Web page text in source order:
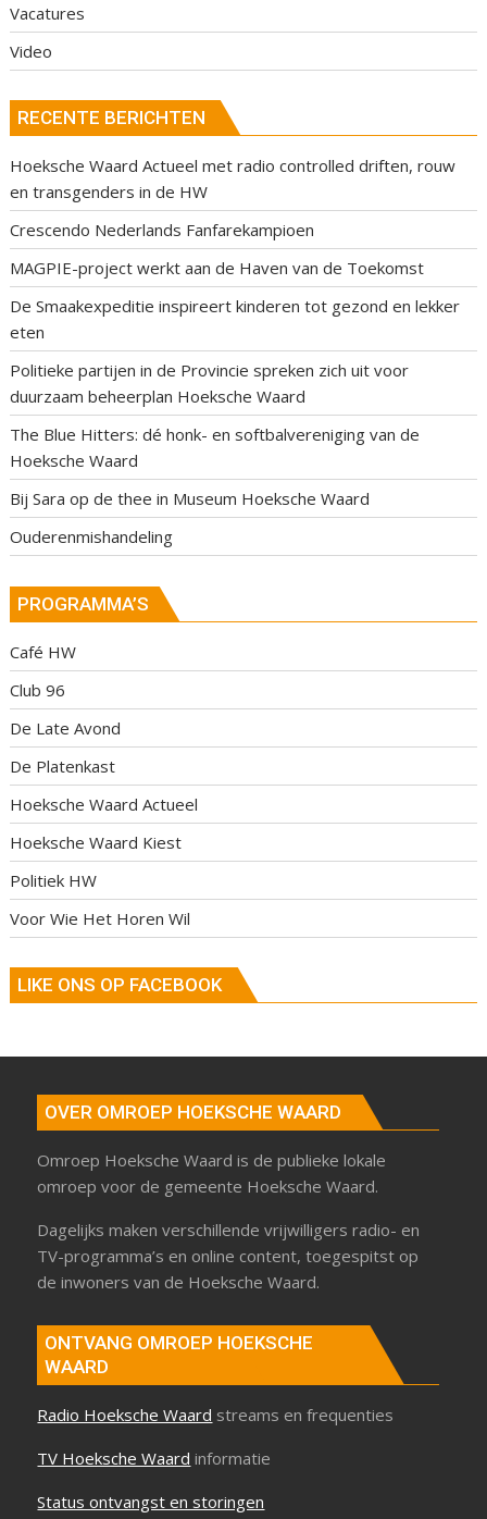
Vacatures
Video
RECENTE BERICHTEN
Hoeksche Waard Actueel met radio controlled driften, rouw
en transgenders in de HW
Crescendo Nederlands Fanfarekampioen
MAGPIE-project werkt aan de Haven van de Toekomst
De Smaakexpeditie inspireert kinderen tot gezond en lekker
eten
Politieke partijen in de Provincie spreken zich uit voor
duurzaam beheerplan Hoeksche Waard
The Blue Hitters: dé honk- en softbalvereniging van de
Hoeksche Waard
Bij Sara op de thee in Museum Hoeksche Waard
Ouderenmishandeling
PROGRAMMA’S
Café HW
Club 96
De Late Avond
De Platenkast
Hoeksche Waard Actueel
Hoeksche Waard Kiest
Politiek HW
Voor Wie Het Horen Wil
LIKE ONS OP FACEBOOK
OVER OMROEP HOEKSCHE WAARD
Omroep Hoeksche Waard is de publieke lokale
omroep voor de gemeente Hoeksche Waard.
Dagelijks maken verschillende vrijwilligers radio- en
TV-programma’s en online content, toegespitst op
de inwoners van de Hoeksche Waard.
ONTVANG OMROEP HOEKSCHE
WAARD
Radio Hoeksche Waard streams en frequenties
TV Hoeksche Waard informatie
Status ontvangst en storingen